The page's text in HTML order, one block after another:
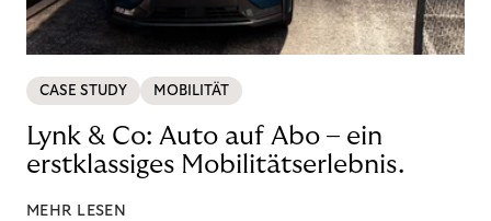
CASE STUDY MOBILITÄT
Lynk & Co: Auto auf Abo – ein
erstklassiges Mobilitätserlebnis.
MEHR LESEN